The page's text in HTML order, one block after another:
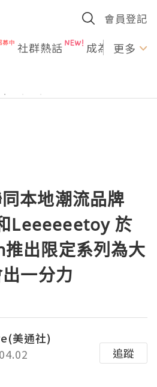
會員登記
社群熱話 成為U更多
本地潮流品牌
Leeeeeetoy 於
出限定系列為大
一分力
美通社)
追蹤